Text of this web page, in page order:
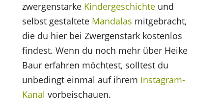
zwergenstarke Kindergeschichteund
selbst gestaltete Mandalas mitgebracht,
die du hier bei Zwergenstark kostenlos
findest. Wenn du noch mehr über Heike
Baur erfahren möchtest, solltest du
unbedingt einmal auf ihrem Instagram-
Kanal vorbeischauen.